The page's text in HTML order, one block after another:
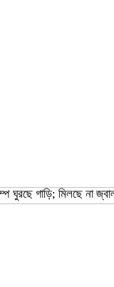
ঘুরছে গাড়ি; মিলছে না